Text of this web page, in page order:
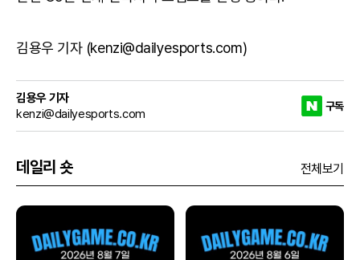
김용우 기자 (kenzi@dailyesports.com)
김용우 기자
kenzi@dailyesports.com
구독
데일리 숏 전체보기